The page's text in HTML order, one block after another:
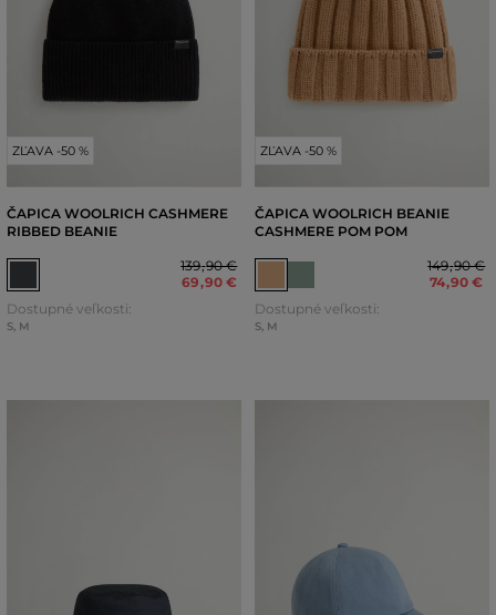
ZĽAVA -50 %
ČAPICA WOOLRICH CASHMERE
RIBBED BEANIE
139,90 €
69,90 €
Dostupné veľkosti:
S, M
ZĽAVA -50 %
ČAPICA WOOLRICH BEANIE
CASHMERE POM POM
149,90 €
74,90 €
Dostupné veľkosti:
S, M